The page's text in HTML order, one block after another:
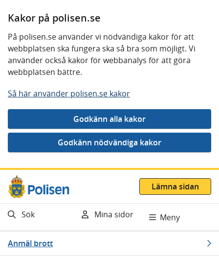
Kakor på polisen.se
På polisen.se använder vi nödvändiga kakor för att
webbplatsen ska fungera ska så bra som möjligt. Vi
använder också kakor för webbanalys för att göra
webbplatsen bättre.
Så här använder polisen.se kakor
Gå direkt till innehåll
Lämna sidan
Sök Mina sidor Meny
Anmäl brott